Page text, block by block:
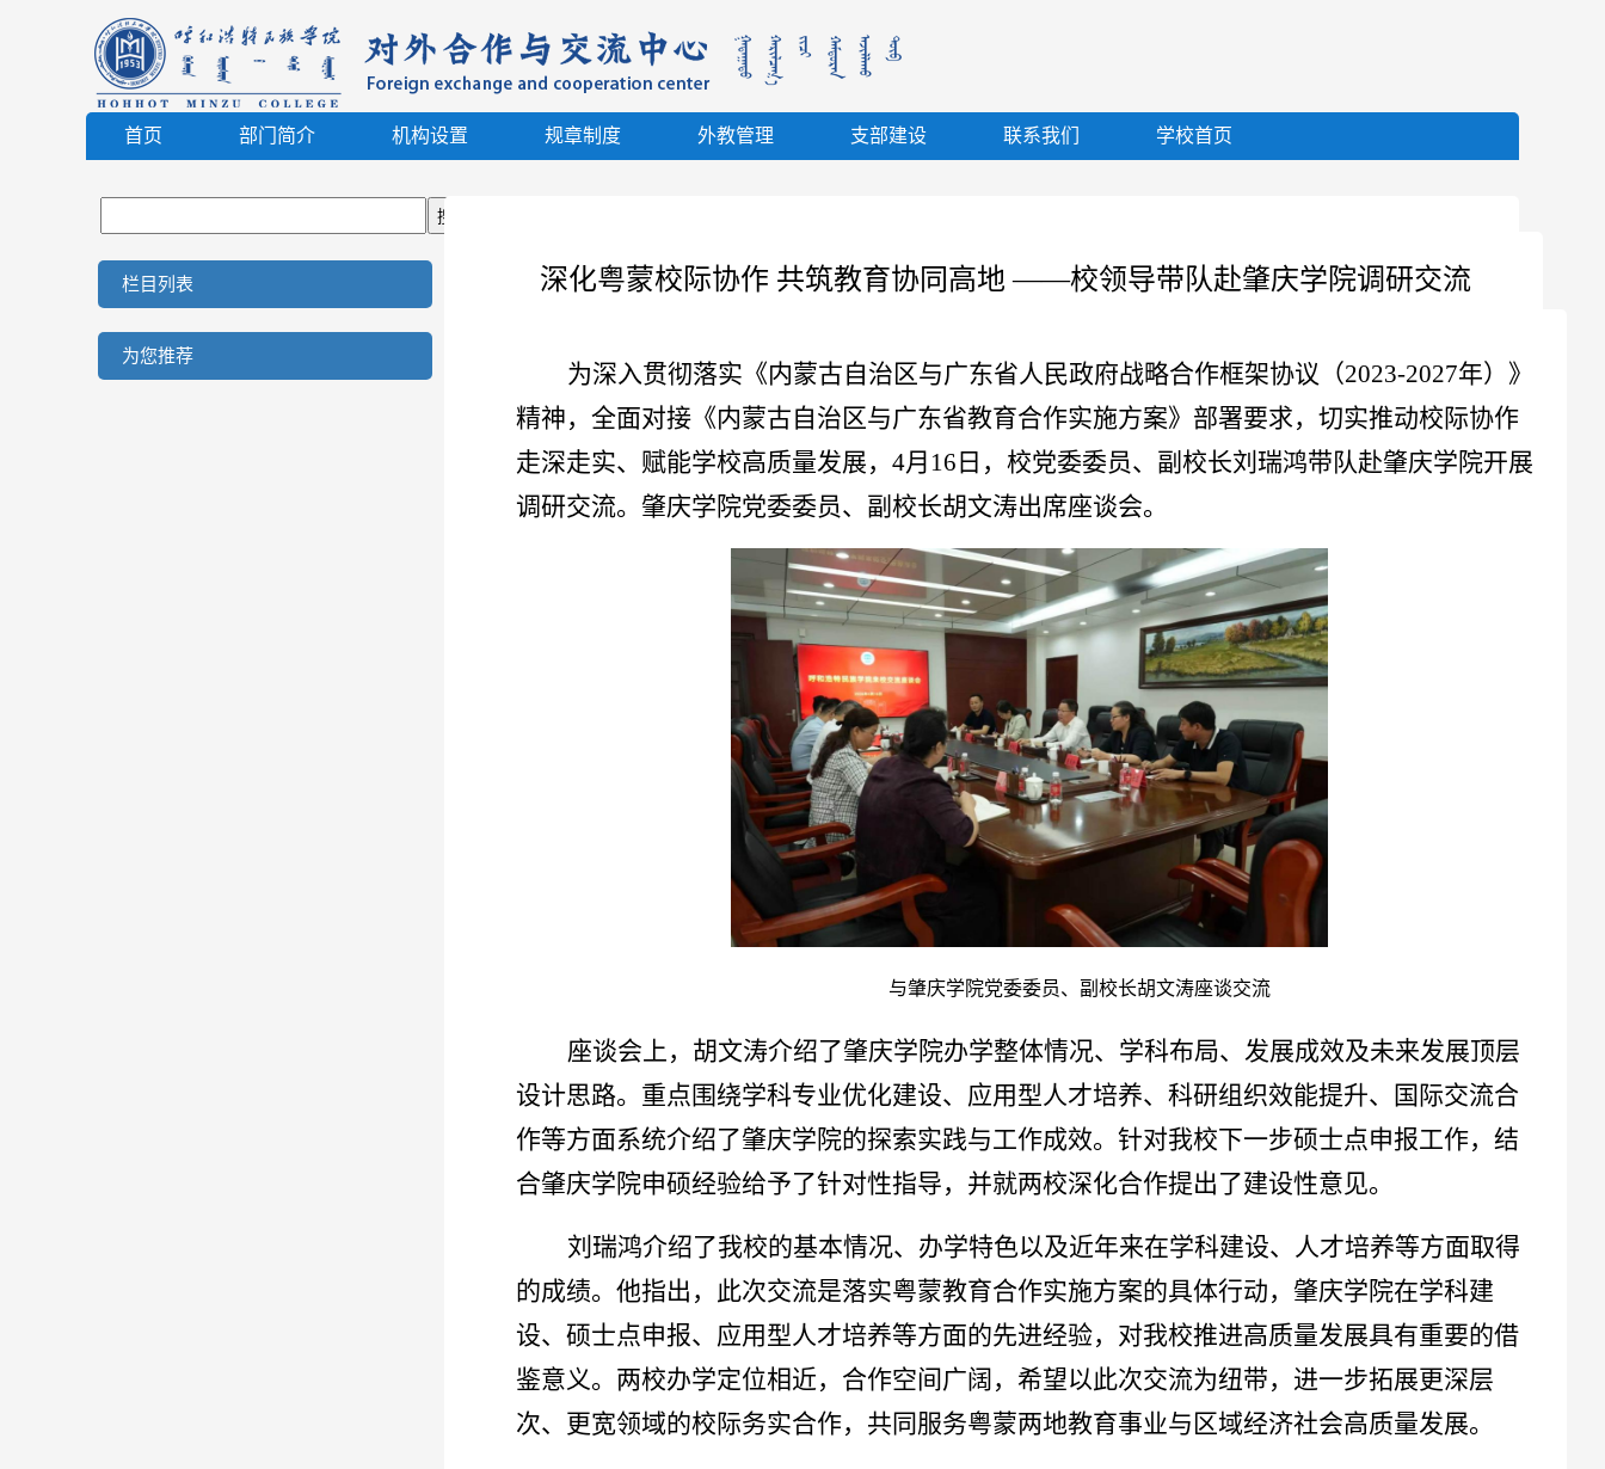
首页 部门简介 机构设置 规章制度 外教管理 支部建设 联系我们 学校首页
栏目列表
为您推荐
深化粤蒙校际协作 共筑教育协同高地 ——校领导带队赴肇庆学院调研交流
为深入贯彻落实《内蒙古自治区与广东省人民政府战略合作框架协议（2023-2027年）》
精神，全面对接《内蒙古自治区与广东省教育合作实施方案》部署要求，切实推动校际协作
走深走实、赋能学校高质量发展，4月16日，校党委委员、副校长刘瑞鸿带队赴肇庆学院开展
调研交流。肇庆学院党委委员、副校长胡文涛出席座谈会。
与肇庆学院党委委员、副校长胡文涛座谈交流
座谈会上，胡文涛介绍了肇庆学院办学整体情况、学科布局、发展成效及未来发展顶层
设计思路。重点围绕学科专业优化建设、应用型人才培养、科研组织效能提升、国际交流合
作等方面系统介绍了肇庆学院的探索实践与工作成效。针对我校下一步硕士点申报工作，结
合肇庆学院申硕经验给予了针对性指导，并就两校深化合作提出了建设性意见。
刘瑞鸿介绍了我校的基本情况、办学特色以及近年来在学科建设、人才培养等方面取得
的成绩。他指出，此次交流是落实粤蒙教育合作实施方案的具体行动，肇庆学院在学科建
设、硕士点申报、应用型人才培养等方面的先进经验，对我校推进高质量发展具有重要的借
鉴意义。两校办学定位相近，合作空间广阔，希望以此次交流为纽带，进一步拓展更深层
次、更宽领域的校际务实合作，共同服务粤蒙两地教育事业与区域经济社会高质量发展。